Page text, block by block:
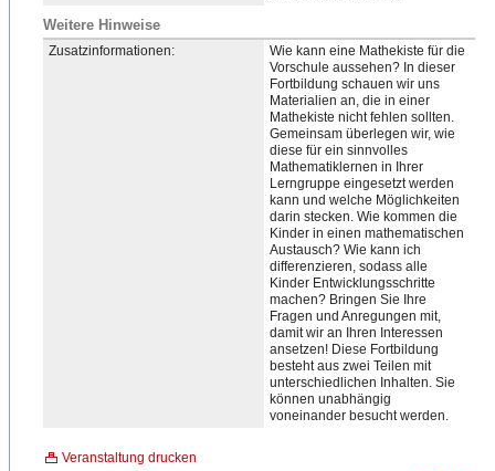
Weitere Hinweise
Zusatzinformationen:
Wie kann eine Mathekiste für die
Vorschule aussehen? In dieser
Fortbildung schauen wir uns
Materialien an, die in einer
Mathekiste nicht fehlen sollten.
Gemeinsam überlegen wir, wie
diese für ein sinnvolles
Mathematiklernen in Ihrer
Lerngruppe eingesetzt werden
kann und welche Möglichkeiten
darin stecken. Wie kommen die
Kinder in einen mathematischen
Austausch? Wie kann ich
differenzieren, sodass alle
Kinder Entwicklungsschritte
machen? Bringen Sie Ihre
Fragen und Anregungen mit,
damit wir an Ihren Interessen
ansetzen! Diese Fortbildung
besteht aus zwei Teilen mit
unterschiedlichen Inhalten. Sie
können unabhängig
voneinander besucht werden.
Veranstaltung drucken